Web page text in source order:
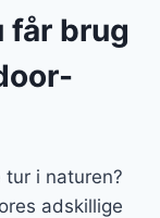
får brug
i naturen?
adskillige